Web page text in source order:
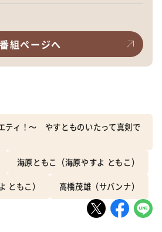
番組ページへ
ティ！～ やすとものいたって真剣で
海原ともこ（海原やすよ ともこ）
ともこ） 高橋茂雄（サバンナ）